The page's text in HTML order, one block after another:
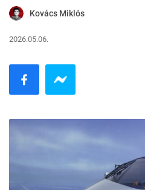
Kovács Miklós
2026.05.06.